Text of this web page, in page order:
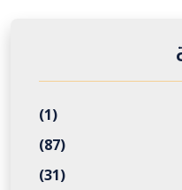
(1)
(87)
(31)